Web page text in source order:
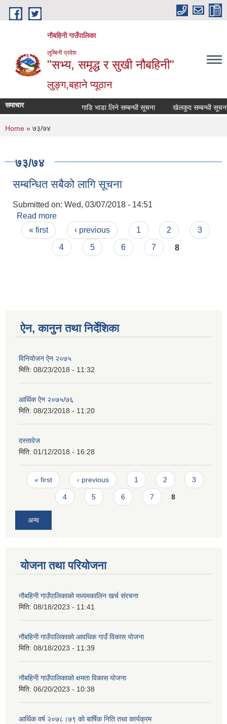
Skip to main content
नौबहिनी गाउँपालिका
लुम्बिनी प्रदेश
"सभ्य, समृद्ध र सुखी नौबहिनी"
लुङ्ग,बहाने प्यूठान
समाचार गाडि भाडा लिने सम्बन्धी सूचना खेलकुद सम्बन्धी सूचना
You are here
Home » ७३/७४
७३/७४
सम्बन्धित सबैको लागि सूचना
Submitted on: Wed, 03/07/2018 - 14:51
Read more
Pages
« first ‹ previous 1 2
3
4
5 6 7 8
ऐन, कानुन तथा निर्देशिका
विनियोजन ऐन २०७५
मिति: 08/23/2018 - 11:32
आर्थिक ऐन २०७५/७६
मिति: 08/23/2018 - 11:20
दस्तावेज
मिति: 01/12/2018 - 16:28
Pages
« first ‹ previous 1 2 3
4 5 6 7 8
अन्य
योजना तथा परियोजना
नौबहिनी गाउँपालिकाको मध्यमकालिन खर्च संरचना
मिति: 08/18/2023 - 11:41
नौबहिनी गाउँपालिकाको आवधिक गाउँ विकास योजना
मिति: 08/18/2023 - 11:39
नौबहिनी गाउँपालिकाको क्षमता विकास योजना
मिति: 06/20/2023 - 10:38
आर्थिक वर्ष २०७८।७९ काे बार्षिक निति तथा कार्यक्रम